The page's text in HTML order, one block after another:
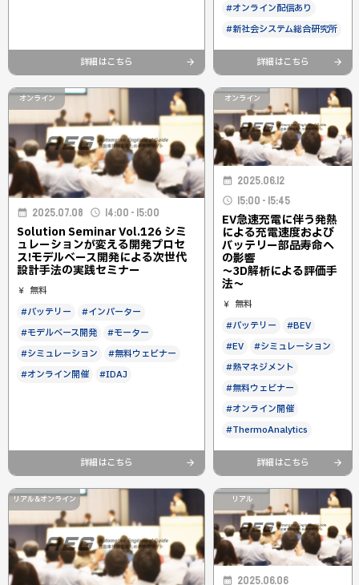
詳細はこちら
#オンライン配信あり
#新社会システム総合研究所
詳細はこちら
オンライン
2025.07.08 14:00 - 15:00
Solution Seminar Vol.126 シミ
ュレーションが変える開発プロセ
ス!モデルベース開発による次世代
設計手法の実践セミナー
無料
#バッテリー
#インバーター
#モデルベース開発
#モーター
#シミュレーション
#無料ウェビナー
#オンライン開催
#IDAJ
詳細はこちら
オンライン
2025.06.12
15:00 - 15:45
EV急速充電に伴う発熱
による充電速度および
バッテリー部品寿命へ
の影響
〜3D解析による評価手
法〜
無料
#バッテリー
#BEV
#EV
#シミュレーション
#熱マネジメント
#無料ウェビナー
#オンライン開催
#ThermoAnalytics
詳細はこちら
リアル&オンライン リアル
2025.06.06